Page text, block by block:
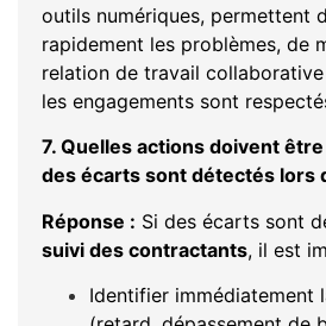
outils numériques, permettent
rapidement les problèmes, de
relation de travail collaborative
les engagements sont
7. Quelles actions doivent
des écarts sont détectés lors
Réponse : Si des écarts sont
suivi des contractants, il est
Identifier immédiatement